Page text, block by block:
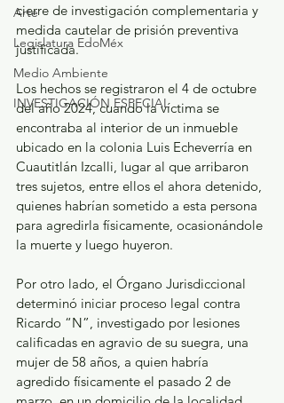
Arte
Legislatura EdoMéx
Medio Ambiente
INVESTIGACIÓN ESPECIAL
cierre de investigación complementaria y
medida cautelar de prisión preventiva
justificada.
Los hechos se registraron el 4 de octubre
del año 2024, cuando la víctima se
encontraba al interior de un inmueble
ubicado en la colonia Luis Echeverría en
Cuautitlán Izcalli, lugar al que arribaron
tres sujetos, entre ellos el ahora detenido,
quienes habrían sometido a esta persona
para agredirla físicamente, ocasionándole
la muerte y luego huyeron.
Por otro lado, el Órgano Jurisdiccional
determinó iniciar proceso legal contra
Ricardo “N”, investigado por lesiones
calificadas en agravio de su suegra, una
mujer de 58 años, a quien habría
agredido físicamente el pasado 2 de